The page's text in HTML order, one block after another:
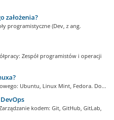
założenia?
programistyczne (Dev, z ang.
Zespół programistów i operacji
Ubuntu, Linux Mint, Fedora. Do...
kodem: Git, GitHub, GitLab,